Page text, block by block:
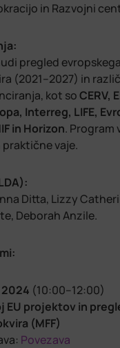
in Razvojni
pregled
(2021–2027) in
kot soCERV,
Interreg, LIFE,
in Horizon. Program
vaje.
Ditta, Lizzy
Deborah Anzile.
(10:00–12:00)
EU projektov in
(MFF)
Povezava